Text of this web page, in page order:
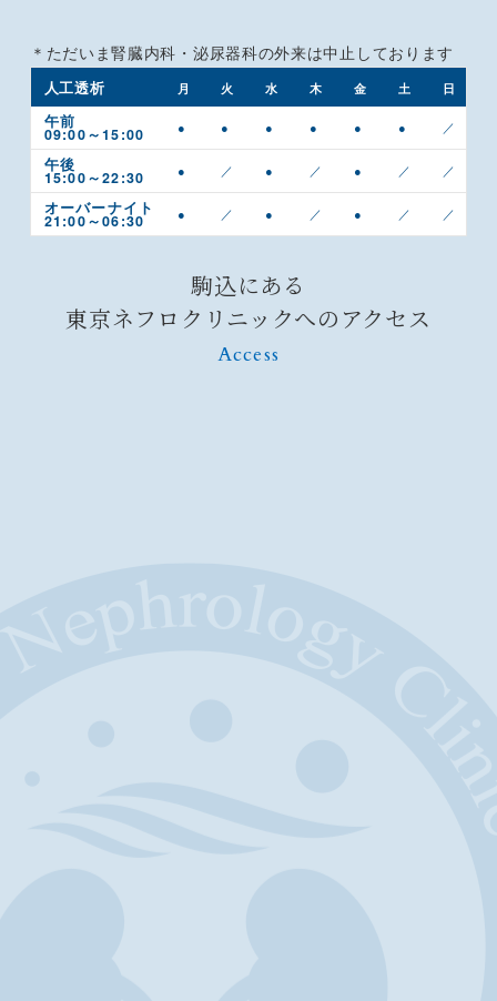
＊ただいま腎臓内科・泌尿器科の外来は中止しております
人工透析 月 火 水 木 金 土 日
午前
09:00～15:00 ● ● ● ● ● ● ／
午後
15:00～22:30 ● ／ ● ／ ● ／ ／
オーバーナイト
21:00～06:30 ● ／ ● ／ ● ／ ／
駒込にある
東京ネフロクリニックへのアクセス
Access